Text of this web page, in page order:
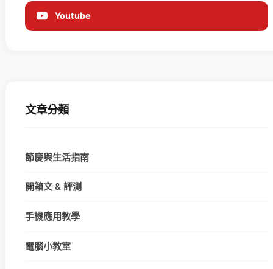
Youtube
文章分類
節慶與生活指南
開箱文 & 評測
手機應用教學
電腦小教室